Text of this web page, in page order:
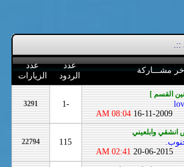
::.
آخر مشـــاركة
عدد
الردود
عدد
الزيارات
القسم ]
16-11-2009
08:04 AM
-1
3291
انشقي وابلعيني
20-06-2015
02:41 AM
115
22794